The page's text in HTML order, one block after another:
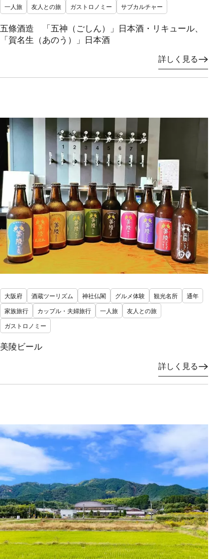
一人旅 友人との旅 ガストロノミー サブカルチャー
五條酒造 「五神（ごしん）」日本酒・リキュール、
「賀名生（あのう）」日本酒
詳しく見る
大阪府 酒蔵ツーリズム 神社仏閣 グルメ体験 観光名所
通年
家族旅行
カップル・夫婦旅行 一人旅
友人との旅
ガストロノミー
美陵ビール
詳しく見る